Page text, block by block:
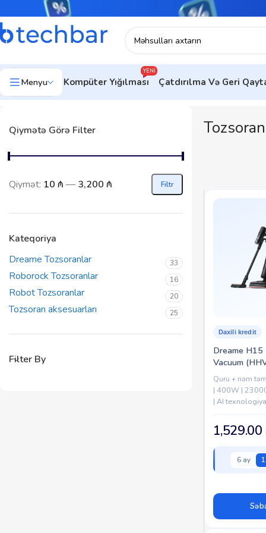
Menyu Kompüter Yığılması
YENI
Çatdırılma Və Geri
Qiymətə Görə Filter
Filtr
Qiymət: 10 ₼ — 3,200 ₼
Kateqoriya
Dreame Tozsoranlar
33
Roborock Tozsoranlar 16
Robot Tozsoranlar 20
Tozsoran aksesuarları 25
Filter By
Tozsoran
Dreame
Vacuum
Daxili kredit
Quru + nəm
| 400W |
| AI
1,529.00
6 ay